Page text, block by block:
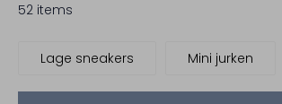
52 items
Lage sneakers Mini jurken